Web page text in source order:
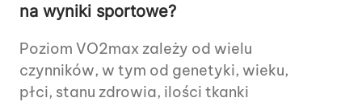
na wyniki sportowe?
Poziom VO2max zależy od wielu
czynników, w tym od genetyki, wieku,
płci, stanu zdrowia, ilości tkanki